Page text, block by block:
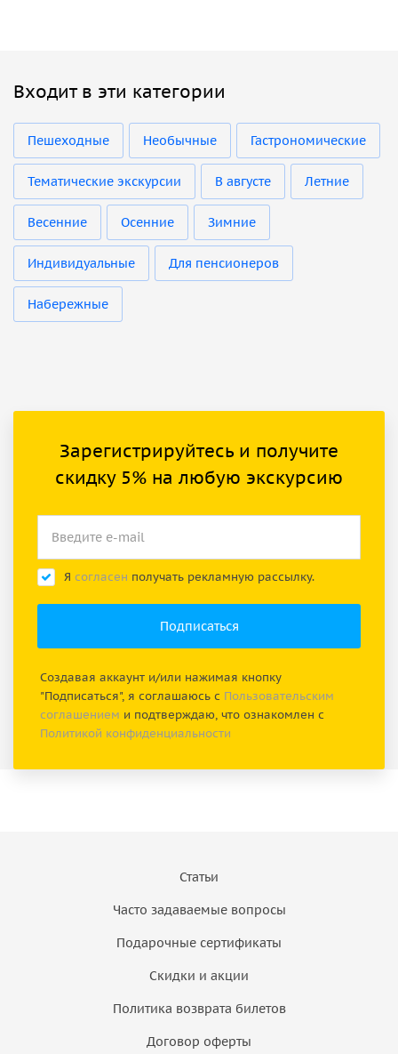
Входит в эти категории
Пешеходные Необычные Гастрономические
Тематические экскурсии В августе Летние
Весенние Осенние Зимние
Индивидуальные Для пенсионеров
Набережные
Зарегистрируйтесь и получите
скидку 5% на любую экскурсию
Я согласен получать рекламную рассылку.
Создавая аккаунт и/или нажимая кнопку
"Подписаться", я соглашаюсь с Пользовательским
соглашением и подтверждаю, что ознакомлен с
Политикой конфиденциальности
Статьи
Часто задаваемые вопросы
Подарочные сертификаты
Скидки и акции
Политика возврата билетов
Договор оферты